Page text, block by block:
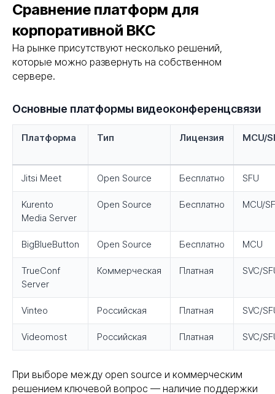
Сравнение платформ для
корпоративной ВКС
На рынке присутствуют несколько решений,
которые можно развернуть на собственном
сервере.
Основные платформы видеоконференцсвязи
Платформа Тип Лицензия MCU/
Jitsi Meet Open Source Бесплатно SFU
Kurento
Media Server
Open Source Бесплатно MCU/
BigBlueButton Open Source Бесплатно MCU
TrueConf
Server
Коммерческая Платная SVC/
Vinteo Российская Платная SVC/
Videomost Российская Платная SVC/
При выборе между open source и коммерческим
решением ключевой вопрос — наличие поддержки